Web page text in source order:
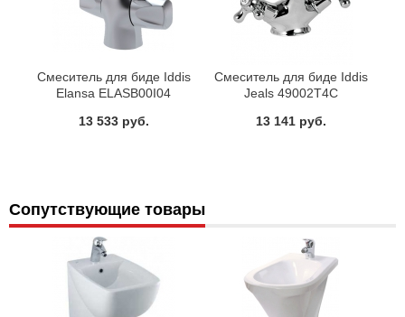
Смеситель для биде Iddis
Elansa ELASB00I04
13 533 руб.
Смеситель для биде Iddis
Jeals 49002T4C
13 141 руб.
Сопутствующие товары